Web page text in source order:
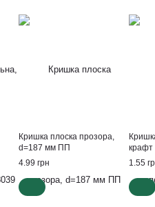
Кришка плоска прозора,
d=187 мм ПП
4.99 грн
1.55